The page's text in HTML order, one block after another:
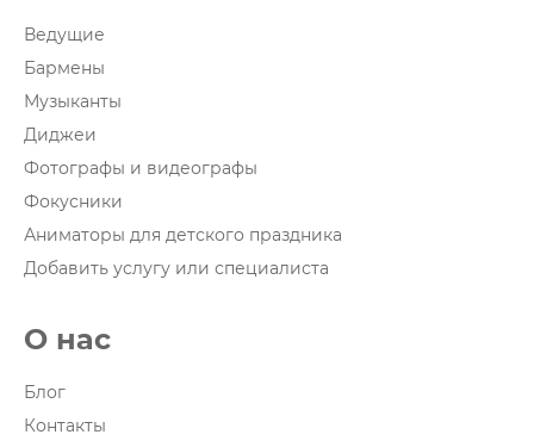
Ведущие
Бармены
Музыканты
Диджеи
Фотографы и видеографы
Фокусники
Аниматоры для детского праздника
Добавить услугу или специалиста
О нас
Блог
Контакты